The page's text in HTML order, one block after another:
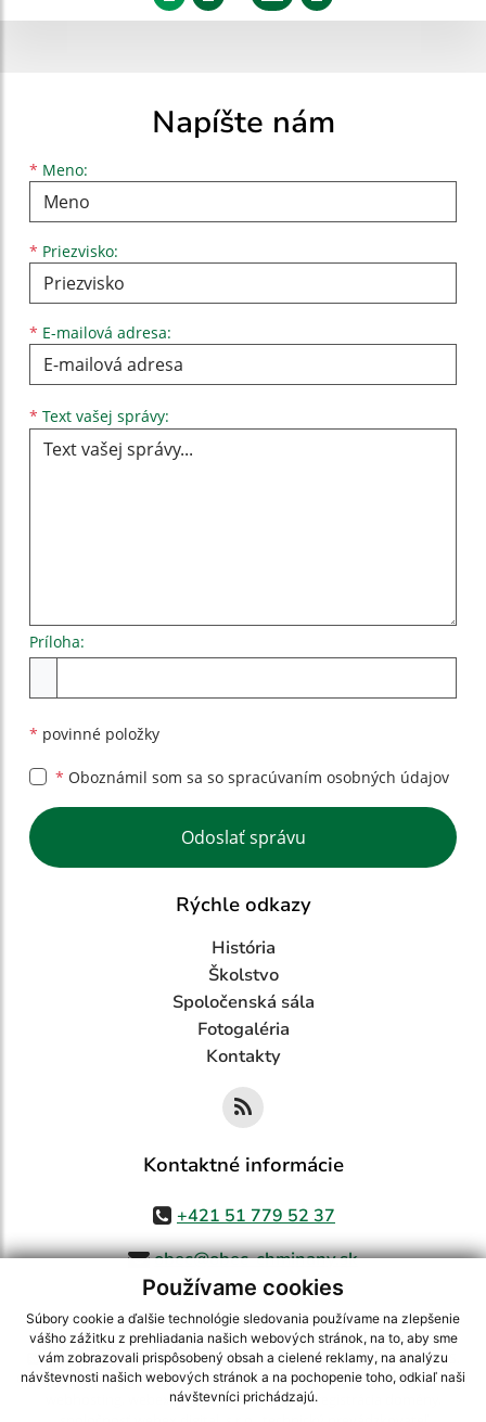
Používame cookies
Súbory cookie a ďalšie technológie sledovania používame na zlepšenie
vášho zážitku z prehliadania našich webových stránok, na to, aby sme
vám zobrazovali prispôsobený obsah a cielené reklamy, na analýzu
návštevnosti našich webových stránok a na pochopenie toho, odkiaľ naši
návštevníci prichádzajú.
Napíšte nám
* Meno:
Meno
* Priezvisko:
Priezvisko
* E-mailová adresa:
E-mailová adresa
* Text vašej správy:
Príloha:
* povinné položky
* Oboznámil som sa so spracúvaním osobných údajov
Google reCaptcha Response
Odoslať správu
Rýchle odkazy
História
Školstvo
Spoločenská sála
Fotogaléria
Kontakty
Kontaktné informácie
+421 51 779 52 37
obec@obec-chminany.sk
využite možnosť získavania aktuálnych informácií s využitím RSS
CMS systém (redakčný) systém ECHELON 2,Mapa stránok,web portál
webex.digital, s.r.o.,domény,registrácia domény